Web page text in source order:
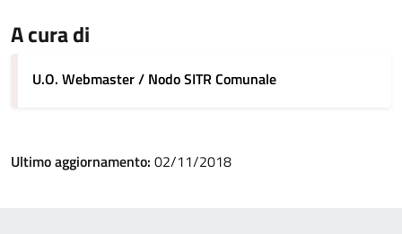
A cura di
U.O. Webmaster / Nodo SITR Comunale
Ultimo aggiornamento: 02/11/2018